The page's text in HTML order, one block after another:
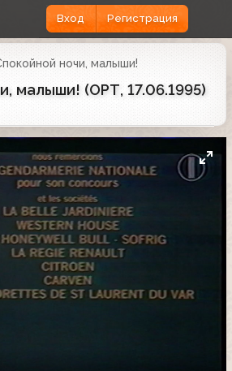
Вход Регистрация
ночи, малыши!
малыши! (ОРТ, 17.06.1995)